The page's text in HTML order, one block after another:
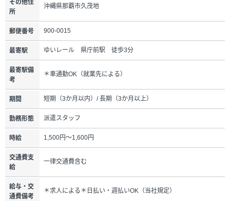
その他住
所
沖縄県那覇市久茂地
郵便番号 900-0015
最寄駅 ゆいレール 県庁前駅 徒歩3分
最寄駅備
考
＊車通勤OK（就業先による）
期間 短期（3か月以内）/ 長期（3か月以上）
勤務形態 派遣スタッフ
時給 1,500円～1,600円
交通費支
給
一律交通費含む
給与・交
通費備考
＊求人による＊日払い・週払いOK（当社規定）